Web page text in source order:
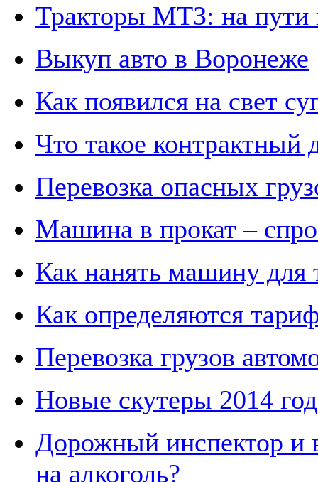
Тракторы МТЗ: на пути
Выкуп авто в Воронеже
Как появился на свет
Что такое контрактный
Перевозка опасных
Машина в прокат –
Как нанять машину для
Как определяются
Перевозка грузов
Новые скутеры 2014
Дорожный инспектор и
на алкоголь?